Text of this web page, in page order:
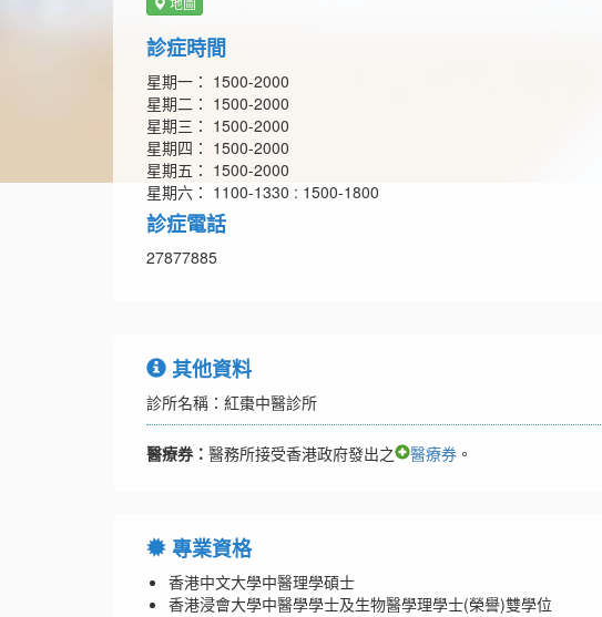
診症時間
星期一： 1500-2000
星期二： 1500-2000
星期三： 1500-2000
星期四： 1500-2000
星期五： 1500-2000
星期六： 1100-1330 : 1500-1800
診症電話
27877885
其他資料
診所名稱：紅棗中醫診所
醫療券： 醫務所接受香港政府發出之 醫療券 。
專業資格
香港中文大學中醫理學碩士
香港浸會大學中醫學學士及生物醫學理學士(榮譽)雙學位